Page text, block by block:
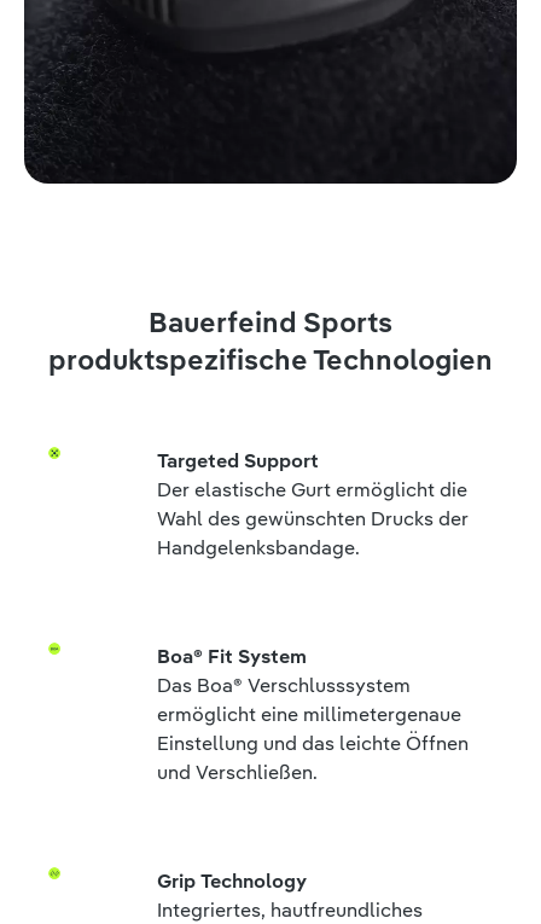
Bauerfeind Sports
produktspezifische Technologien
Targeted Support
Der elastische Gurt ermöglicht die
Wahl des gewünschten Drucks der
Handgelenksbandage.
Boa® Fit System
Das Boa® Verschlusssystem
ermöglicht eine millimetergenaue
Einstellung und das leichte Öffnen
und Verschließen.
Grip Technology
Integriertes, hautfreundliches